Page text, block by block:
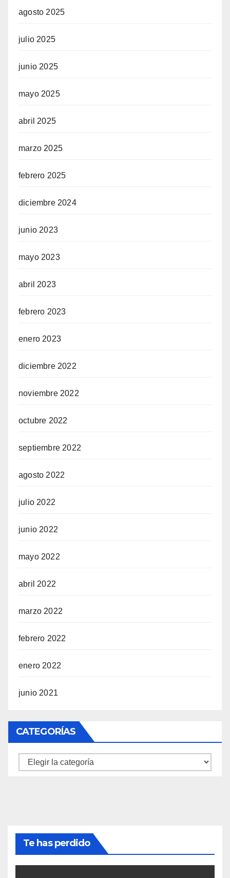
agosto 2025
julio 2025
junio 2025
mayo 2025
abril 2025
marzo 2025
febrero 2025
diciembre 2024
junio 2023
mayo 2023
abril 2023
febrero 2023
enero 2023
diciembre 2022
noviembre 2022
octubre 2022
septiembre 2022
agosto 2022
julio 2022
junio 2022
mayo 2022
abril 2022
marzo 2022
febrero 2022
enero 2022
junio 2021
CATEGORÍAS
Categorías
Te has perdido